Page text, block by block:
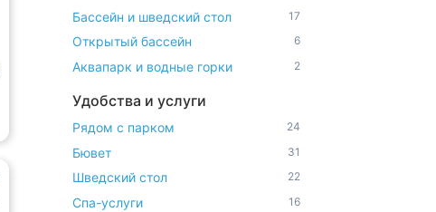
Бассейн и шведский стол 17
Открытый бассейн 6
Аквапарк и водные горки 2
Удобства и услуги
Рядом с парком 24
Бювет 31
Шведский стол 22
Спа-услуги 16